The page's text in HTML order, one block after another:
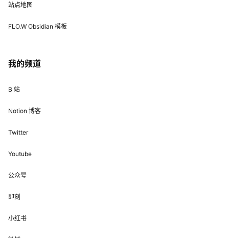
站点地图
FLO.W Obsidian 模板
我的频道
B 站
Notion 博客
Twitter
Youtube
公众号
即刻
小红书